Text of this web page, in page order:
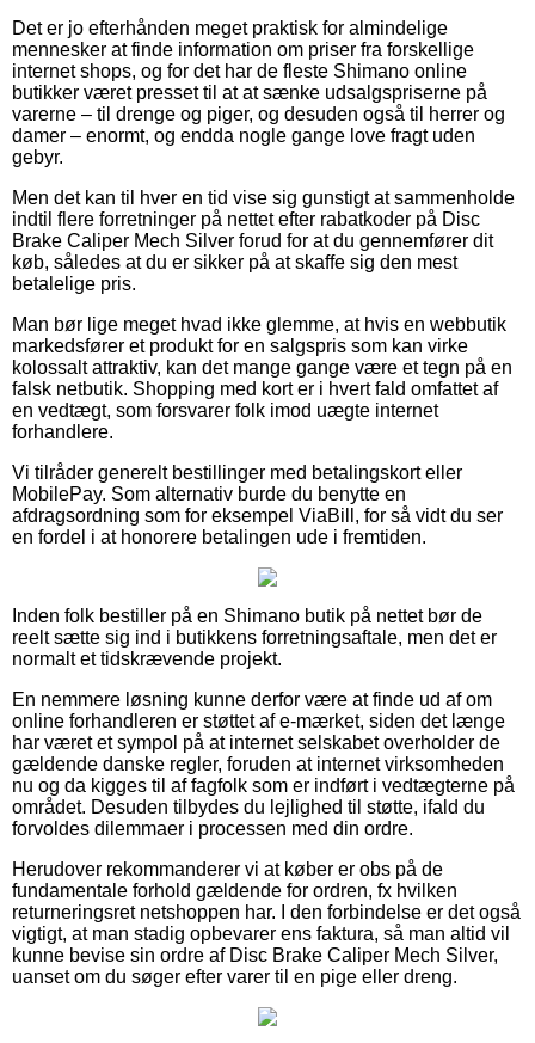
Det er jo efterhånden meget praktisk for almindelige
mennesker at finde information om priser fra forskellige
internet shops, og for det har de fleste Shimano online
butikker været presset til at at sænke udsalgspriserne på
varerne – til drenge og piger, og desuden også til herrer og
damer – enormt, og endda nogle gange love fragt uden
gebyr.
Men det kan til hver en tid vise sig gunstigt at sammenholde
indtil flere forretninger på nettet efter rabatkoder på Disc
Brake Caliper Mech Silver forud for at du gennemfører dit
køb, således at du er sikker på at skaffe sig den mest
betalelige pris.
Man bør lige meget hvad ikke glemme, at hvis en webbutik
markedsfører et produkt for en salgspris som kan virke
kolossalt attraktiv, kan det mange gange være et tegn på en
falsk netbutik. Shopping med kort er i hvert fald omfattet af
en vedtægt, som forsvarer folk imod uægte internet
forhandlere.
Vi tilråder generelt bestillinger med betalingskort eller
MobilePay. Som alternativ burde du benytte en
afdragsordning som for eksempel ViaBill, for så vidt du ser
en fordel i at honorere betalingen ude i fremtiden.
Inden folk bestiller på en Shimano butik på nettet bør de
reelt sætte sig ind i butikkens forretningsaftale, men det er
normalt et tidskrævende projekt.
En nemmere løsning kunne derfor være at finde ud af om
online forhandleren er støttet af e-mærket, siden det længe
har været et sympol på at internet selskabet overholder de
gældende danske regler, foruden at internet virksomheden
nu og da kigges til af fagfolk som er indført i vedtægterne på
området. Desuden tilbydes du lejlighed til støtte, ifald du
forvoldes dilemmaer i processen med din ordre.
Herudover rekommanderer vi at køber er obs på de
fundamentale forhold gældende for ordren, fx hvilken
returneringsret netshoppen har. I den forbindelse er det også
vigtigt, at man stadig opbevarer ens faktura, så man altid vil
kunne bevise sin ordre af Disc Brake Caliper Mech Silver,
uanset om du søger efter varer til en pige eller dreng.